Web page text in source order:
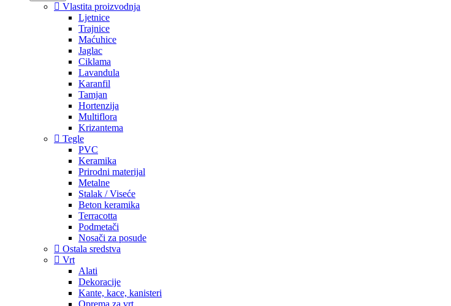
Vlastita proizvodnja
Ljetnice
Trajnice
Maćuhice
Jaglac
Ciklama
Lavandula
Karanfil
Tamjan
Hortenzija
Multiflora
Krizantema
Tegle
PVC
Keramika
Prirodni materijal
Metalne
Stalak / Viseće
Beton keramika
Terracotta
Podmetači
Nosači za posude
Ostala sredstva
Vrt
Alati
Dekoracije
Kante, kace, kanisteri
Oprema za vrt